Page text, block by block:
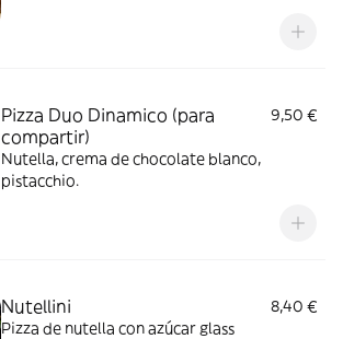
Pizza Duo Dinamico (para
compartir)
9,50 €
Nutella, crema de chocolate blanco,
pistacchio.
Nutellini
8,40 €
Pizza de nutella con azúcar glass